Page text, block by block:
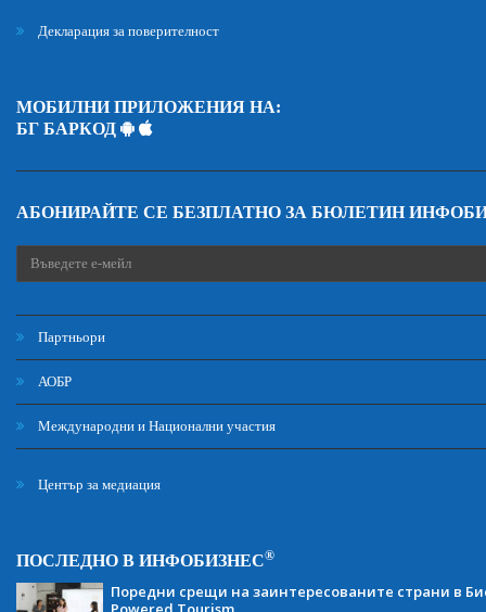
Декларация за поверителност
МОБИЛНИ ПРИЛОЖЕНИЯ НА:
БГ БАРКОД
АБОНИРАЙТЕ СЕ БЕЗПЛАТНО ЗА БЮЛЕТИН
Партньори
АОБР
Международни и Национални участия
Център за медиация
ПОСЛЕДНО В ИНФОБИЗНЕС®
Поредни срещи на заинтересованите страни в